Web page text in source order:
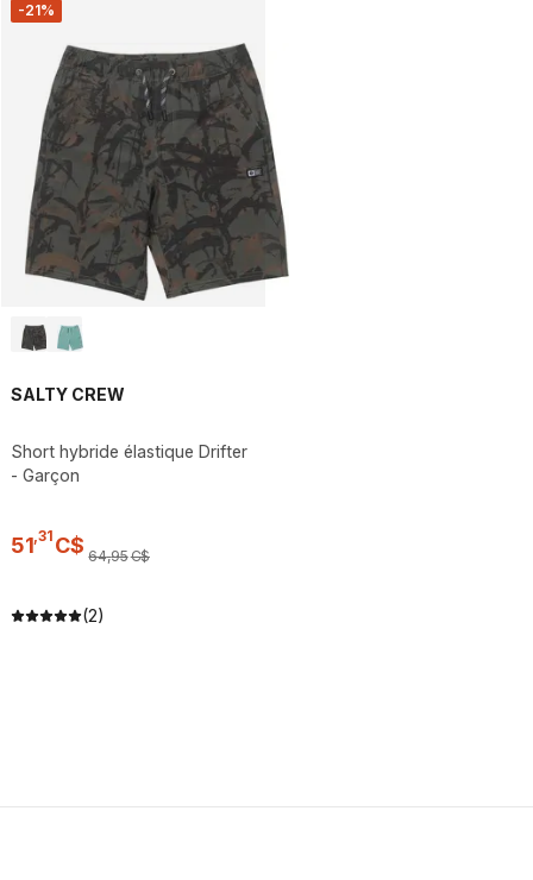
-21%
SALTY CREW
Short hybride élastique Drifter
- Garçon
51 31 C$ 64,95C$
(2)